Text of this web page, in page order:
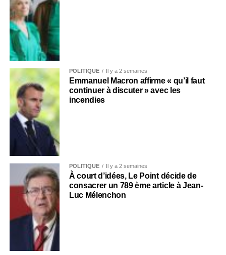
POLITIQUE Il y a 2 semaines
Emmanuel Macron affirme « qu’il faut
continuer à discuter » avec les
incendies
POLITIQUE Il y a 2 semaines
À court d’idées, Le Point décide de
consacrer un 789 ème article à Jean-
Luc Mélenchon